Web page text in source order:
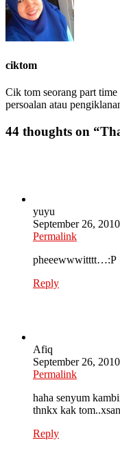
ciktom
Cik tom seorang part
persoalan atau
44 thoughts on “
yuyu
September 26,
Permalink
pheeewwwitttt…:P
Reply
Afiq
September 26,
Permalink
haha senyum
thnkx kak
Reply